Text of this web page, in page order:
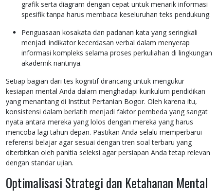
grafik serta diagram dengan cepat untuk menarik informasi
spesifik tanpa harus membaca keseluruhan teks pendukung.
Penguasaan kosakata dan padanan kata yang seringkali
menjadi indikator kecerdasan verbal dalam menyerap
informasi kompleks selama proses perkuliahan di lingkungan
akademik nantinya.
Setiap bagian dari tes kognitif dirancang untuk mengukur
kesiapan mental Anda dalam menghadapi kurikulum pendidikan
yang menantang di Institut Pertanian Bogor. Oleh karena itu,
konsistensi dalam berlatih menjadi faktor pembeda yang sangat
nyata antara mereka yang lolos dengan mereka yang harus
mencoba lagi tahun depan. Pastikan Anda selalu memperbarui
referensi belajar agar sesuai dengan tren soal terbaru yang
diterbitkan oleh panitia seleksi agar persiapan Anda tetap relevan
dengan standar ujian.
Optimalisasi Strategi dan Ketahanan Mental